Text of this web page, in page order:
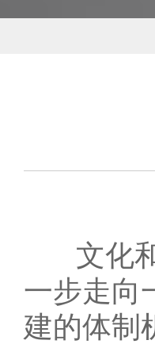
文化
一步走向
建的体制